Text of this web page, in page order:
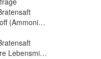
(Ammoniak-Zuckerkulör)
Lebensmittel